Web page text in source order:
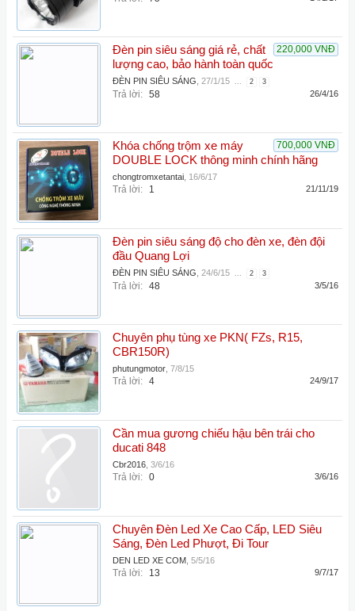
220,000 VNĐ
Đèn pin siêu sáng giá rẻ, chất
lượng cao, bảo hành toàn quốc
ĐÈN PIN SIÊU SÁNG 27/1/15 ... 2 3
Trả lời: 58 26/4/16
700,000 VNĐ
Khóa chống trộm xe máy
DOUBLE LOCK thông minh chính hãng
chongtromxetantai 16/6/17
Trả lời: 1 21/11/19
Đèn pin siêu sáng độ cho đèn xe, đèn đội
đầu Quang Lợi
ĐÈN PIN SIÊU SÁNG 24/6/15 ... 2 3
Trả lời: 48 3/5/16
Chuyên phụ tùng xe PKN( FZs, R15,
CBR150R)
phutungmotor 7/8/15
Trả lời: 4 24/9/17
Cần mua gương chiếu hậu bên trái cho
ducati 848
Cbr2016 3/6/16
Trả lời: 0 3/6/16
Chuyên Đèn Led Xe Cao Cấp, LED Siêu
Sáng, Đèn Led Phượt, Đi Tour
DEN LED XE COM 5/5/16
Trả lời: 13 9/7/17